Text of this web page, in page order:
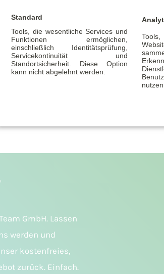
Arbeitsplatz. Auch die Höhe und
eine Rolle. Sollten Sie über einen
arbeiten, haben Sie gute
Letztlich hat aber jede Bank ihre
man aber sagen; nichts ist unmöglich!
GmbH. Lassen
werden und
kostenfreies,
zurück. Einfach.
Standard
Tools, die wesentliche Services und
Funktionen ermöglichen,
einschließlich Identitätsprüfung,
Servicekontinuität und
Standortsicherheit. Diese Option
kann nicht abgelehnt werden.